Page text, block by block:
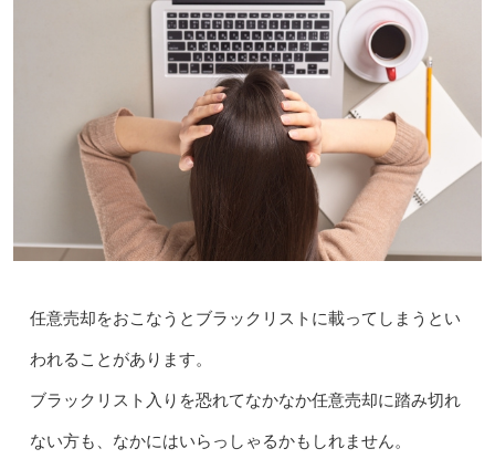
任意売却をおこなうとブラックリストに載ってしまうとい
われることがあります。
ブラックリスト入りを恐れてなかなか任意売却に踏み切れ
ない方も、なかにはいらっしゃるかもしれません。